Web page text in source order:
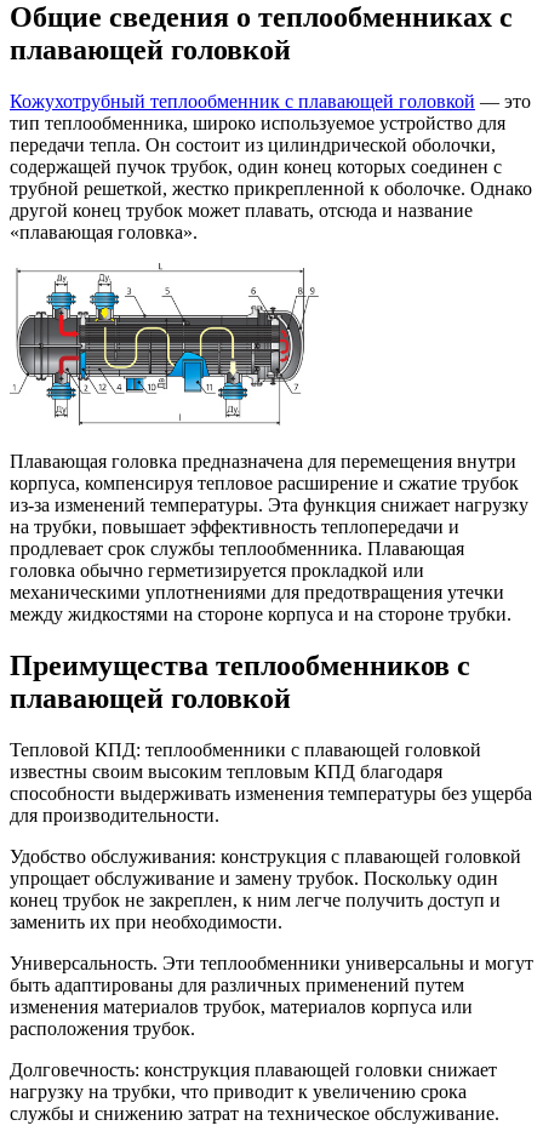
Общие сведения о теплообменниках с
плавающей головкой
Кожухотрубный теплообменник с плавающей головкой — это
тип теплообменника, широко используемое устройство для
передачи тепла. Он состоит из цилиндрической оболочки,
содержащей пучок трубок, один конец которых соединен с
трубной решеткой, жестко прикрепленной к оболочке. Однако
другой конец трубок может плавать, отсюда и название
«плавающая головка».
Плавающая головка предназначена для перемещения внутри
корпуса, компенсируя тепловое расширение и сжатие трубок
из-за изменений температуры. Эта функция снижает нагрузку
на трубки, повышает эффективность теплопередачи и
продлевает срок службы теплообменника. Плавающая
головка обычно герметизируется прокладкой или
механическими уплотнениями для предотвращения утечки
между жидкостями на стороне корпуса и на стороне трубки.
Преимущества теплообменников с
плавающей головкой
Тепловой КПД: теплообменники с плавающей головкой
известны своим высоким тепловым КПД благодаря
способности выдерживать изменения температуры без ущерба
для производительности.
Удобство обслуживания: конструкция с плавающей головкой
упрощает обслуживание и замену трубок. Поскольку один
конец трубок не закреплен, к ним легче получить доступ и
заменить их при необходимости.
Универсальность. Эти теплообменники универсальны и могут
быть адаптированы для различных применений путем
изменения материалов трубок, материалов корпуса или
расположения трубок.
Долговечность: конструкция плавающей головки снижает
нагрузку на трубки, что приводит к увеличению срока
службы и снижению затрат на техническое обслуживание.